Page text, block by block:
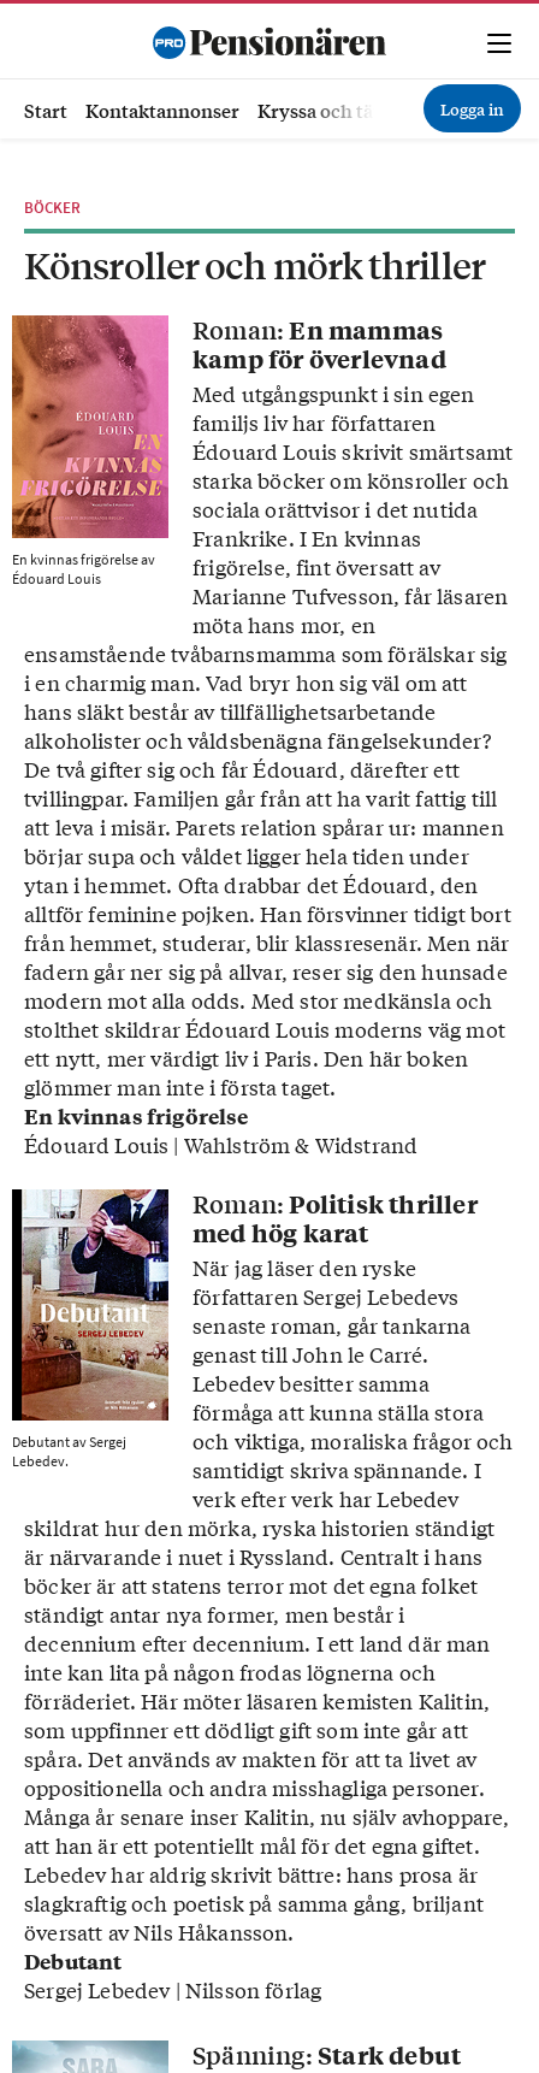
Start Kontaktannonser Kryssa och tävla Ekonomi
Logga in
BÖCKER
Könsroller och mörk thriller
En kvinnas frigörelse av
Édouard Louis
Roman:En mammas
kamp för överlevnad
Med utgångspunkt i sin egen
familjs liv har författaren
Édouard Louis skrivit smärtsamt
starka böcker om könsroller och
sociala orättvisor i det nutida
Frankrike. I En kvinnas
frigörelse, fint översatt av
Marianne Tufvesson, får läsaren
möta hans mor, en
ensamstående tvåbarnsmamma som förälskar sig
i en charmig man. Vad bryr hon sig väl om att
hans släkt består av tillfällighetsarbetande
alkoholister och våldsbenägna fängelsekunder?
De två gifter sig och får Édouard, därefter ett
tvillingpar. Familjen går från att ha varit fattig till
att leva i misär. Parets relation spårar ur: mannen
börjar supa och våldet ligger hela tiden under
ytan i hemmet. Ofta drabbar det Édouard, den
alltför feminine pojken. Han försvinner tidigt bort
från hemmet, studerar, blir klassresenär. Men när
fadern går ner sig på allvar, reser sig den hunsade
modern mot alla odds. Med stor medkänsla och
stolthet skildrar Édouard Louis moderns väg mot
ett nytt, mer värdigt liv i Paris. Den här boken
glömmer man inte i första taget.
En kvinnas frigörelse
Édouard Louis | Wahlström & Widstrand
Debutant av Sergej
Lebedev.
Roman:Politisk thriller
med hög karat
När jag läser den ryske
författaren Sergej Lebedevs
senaste roman, går tankarna
genast till John le Carré.
Lebedev besitter samma
förmåga att kunna ställa stora
och viktiga, moraliska frågor och
samtidigt skriva spännande. I
verk efter verk har Lebedev
skildrat hur den mörka, ryska historien ständigt
är närvarande i nuet i Ryssland. Centralt i hans
böcker är att statens terror mot det egna folket
ständigt antar nya former, men består i
decennium efter decennium. I ett land där man
inte kan lita på någon frodas lögnerna och
förräderiet. Här möter läsaren kemisten Kalitin,
som uppfinner ett dödligt gift som inte går att
spåra. Det används av makten för att ta livet av
oppositionella och andra misshagliga personer.
Många år senare inser Kalitin, nu själv avhoppare,
att han är ett potentiellt mål för det egna giftet.
Lebedev har aldrig skrivit bättre: hans prosa är
slagkraftig och poetisk på samma gång, briljant
översatt av Nils Håkansson.
Debutant
Sergej Lebedev | Nilsson förlag
Spänning:Stark debut